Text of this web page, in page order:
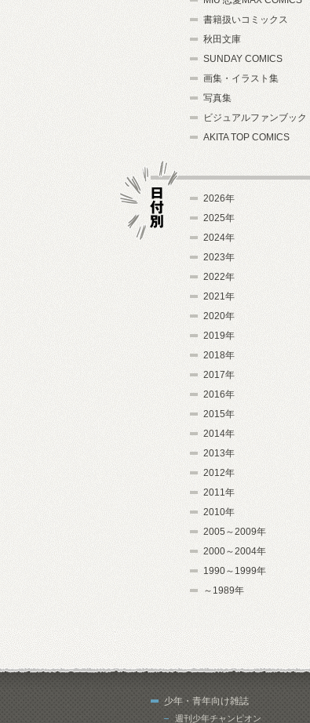
書籍扱いコミックス
秋田文庫
SUNDAY COMICS
画集・イラスト集
写真集
ビジュアルファンブック
AKITA TOP COMICS
2026年
2025年
2024年
2023年
2022年
2021年
2020年
2019年
2018年
2017年
2016年
2015年
2014年
2013年
2012年
2011年
2010年
2005～2009年
2000～2004年
1990～1999年
～1989年
少年・青年向け雑誌
週刊少年チャンピオン